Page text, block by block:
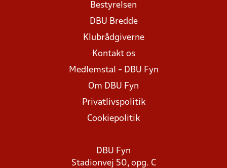
Bestyrelsen
DBU Bredde
Klubrådgiverne
Kontakt os
Medlemstal - DBU Fyn
Om DBU Fyn
Privatlivspolitik
Cookiepolitik
DBU Fyn
Stadionvej 50, opg. C